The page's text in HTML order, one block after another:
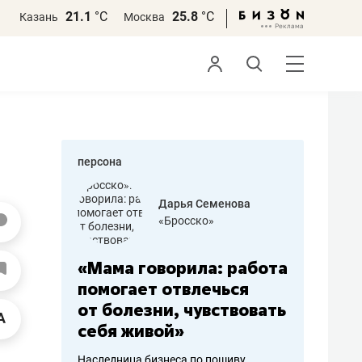
Казань 21.1 °С Москва 25.8 °С
персона
Дарья Семенова
«Бросско»
«Мама говорила: работа
помогает отвлечься
от болезни, чувствовать
себя живой»